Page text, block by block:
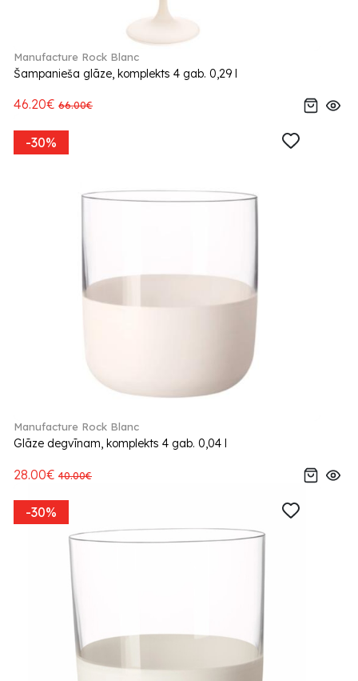
Manufacture Rock Blanc
Šampanieša glāze, komplekts 4 gab. 0,29 l
46.20€ 66.00€
-30%
Manufacture Rock Blanc
Glāze degvīnam, komplekts 4 gab. 0,04 l
28.00€ 40.00€
-30%